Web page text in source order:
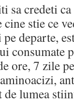
sa credeti
stie ce
departe,
consumate
ore, 7 zile
de lumea